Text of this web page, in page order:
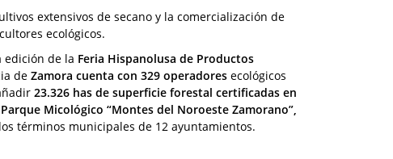
extensivos de secano y la comercialización de
ecológicos.
edición de la Feria Hispanolusa de Productos
de Zamora cuenta con 329 operadores ecológicos
23.326 has de superficie forestal certificadas en
Parque Micológico “Montes del Noroeste Zamorano”,
términos municipales de 12 ayuntamientos.